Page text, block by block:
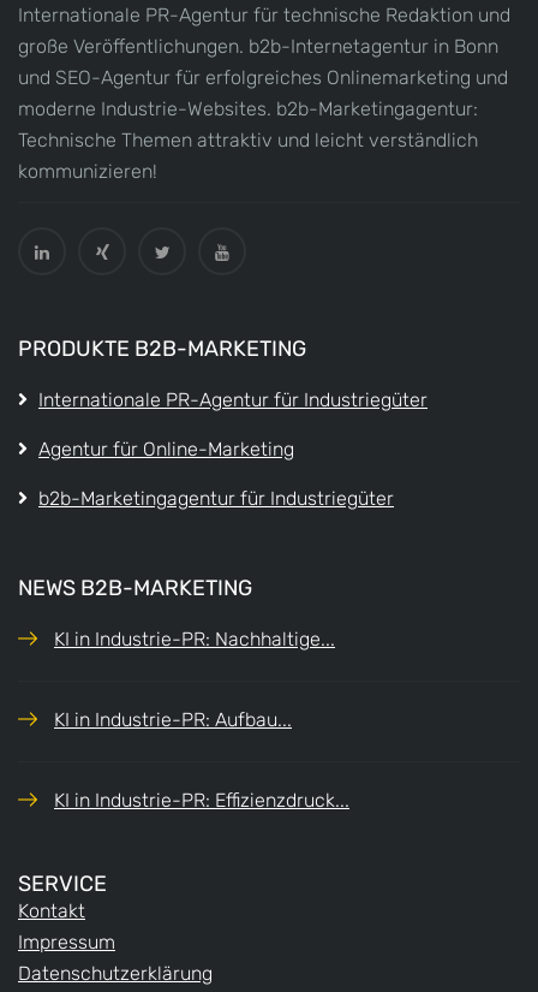
Internationale PR-Agentur für technische Redaktion und
große Veröffentlichungen. b2b-Internetagentur in Bonn
und SEO-Agentur für erfolgreiches Onlinemarketing und
moderne Industrie-Websites. b2b-Marketingagentur:
Technische Themen attraktiv und leicht verständlich
kommunizieren!
PRODUKTE B2B-MARKETING
Internationale PR-Agentur für Industriegüter
Agentur für Online-Marketing
b2b-Marketingagentur für Industriegüter
NEWS B2B-MARKETING
KI in Industrie-PR: Nachhaltige...
KI in Industrie-PR: Aufbau...
KI in Industrie-PR: Effizienzdruck...
SERVICE
Kontakt
Impressum
Datenschutzerklärung